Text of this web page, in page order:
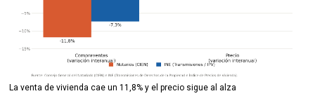
La venta de vivienda cae un 11,8% y el precio sigue al alza